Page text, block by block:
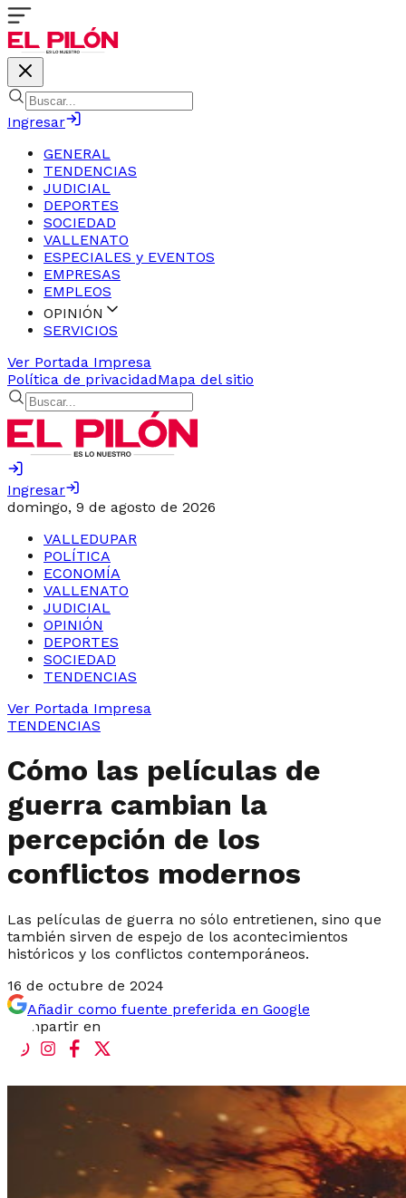
Ingresar
GENERAL
TENDENCIAS
JUDICIAL
DEPORTES
SOCIEDAD
VALLENATO
ESPECIALES y EVENTOS
EMPRESAS
EMPLEOS
OPINIÓN
SERVICIOS
Ver Portada Impresa
Política de privacidadMapa del sitio
Ingresar
domingo, 9 de agosto de 2026
VALLEDUPAR
POLÍTICA
ECONOMÍA
VALLENATO
JUDICIAL
OPINIÓN
DEPORTES
SOCIEDAD
TENDENCIAS
Ver Portada Impresa
TENDENCIAS
Cómo las películas de
guerra cambian la
percepción de los
conflictos modernos
Las películas de guerra no sólo entretienen, sino que
también sirven de espejo de los acontecimientos
históricos y los conflictos contemporáneos.
16 de octubre de 2024
Añadir como fuente preferida en Google
Compartir en